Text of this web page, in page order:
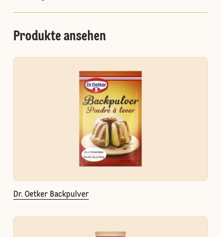
Produkte ansehen
Dr. Oetker Backpulver